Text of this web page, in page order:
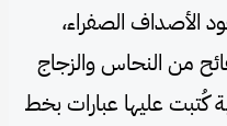
الأصداف الصفراء،
من النحاس والزجاج
كُتبت عليها عبارات بخط